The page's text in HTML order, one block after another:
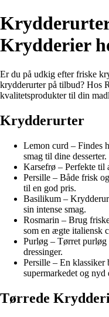
Krydderier
Er du på udkig efter friske
krydderurter på tilbud? Hos
kvalitetsprodukter til din
Krydderurter
Lemon curd – Findes
smag til dine desserter.
Karsefrø – Perfekte til
Persille – Både frisk
til en god pris.
Basilikum –
sin intense smag.
Rosmarin – Brug
som en ægte italiensk
Purløg – Tørret purløg
dressinger.
Persille – En klassiker
supermarkedet og nyd
Tørrede